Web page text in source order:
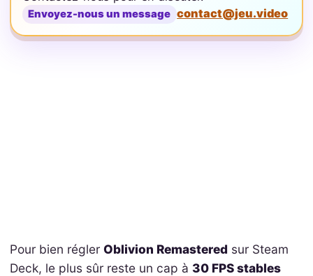
Envoyez-nous un message contact@jeu.video
Pour bien régler Oblivion Remastered sur Steam
Deck, le plus sûr reste un cap à 30 FPS stables